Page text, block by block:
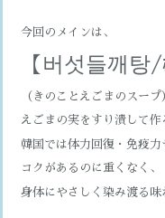
今回のメインは、
【버섯들깨탕/
（きのことえごまのスープ
えごまの実をすり潰して作
韓国では体力回復・免疫力
コクがあるのに重くなく、
身体にやさしく染み渡る味